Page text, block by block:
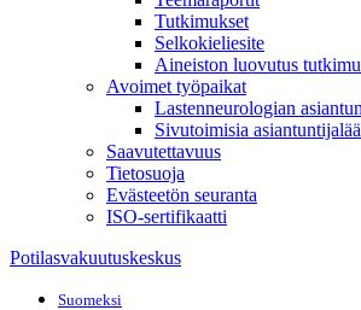
Tutkimukset
Selkokieliesite
Aineiston luovutus
Avoimet työpaikat
Lastenneurologian
Sivutoimisia
Saavutettavuus
Tietosuoja
Evästeetön seuranta
ISO-sertifikaatti
Potilasvakuutuskeskus
Suomeksi